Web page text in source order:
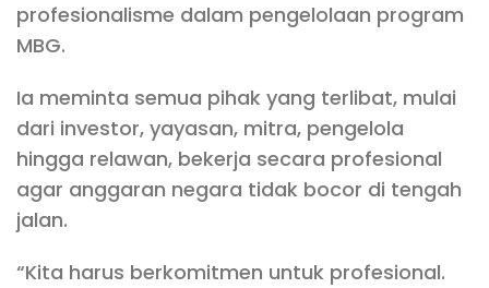
profesionalisme dalam pengelolaan program
MBG.
Ia meminta semua pihak yang terlibat, mulai
dari investor, yayasan, mitra, pengelola
hingga relawan, bekerja secara profesional
agar anggaran negara tidak bocor di tengah
jalan.
“Kita harus berkomitmen untuk profesional.